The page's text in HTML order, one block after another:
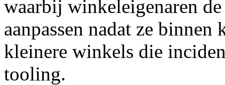
waarbij winkeleigenaren
aanpassen nadat ze
kleinere winkels die
tooling.